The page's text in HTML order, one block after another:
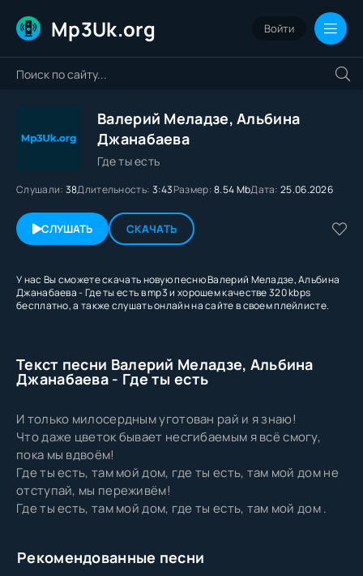
Mp3Uk.org Войти
Валерий Меладзе, Альбина
Джанабаева
Где ты есть
Слушали: 38Длительность: 3:43Размер:8.54 MbДата: 25.06.2026
СЛУШАТЬ СКАЧАТЬ
У нас Вы сможете скачать новую песню Валерий Меладзе, Альбина
Джанабаева - Где ты есть в mp3 и хорошем качестве 320 kbps
бесплатно, а также слушать онлайн на сайте в своем плейлисте.
Текст песни Валерий Меладзе, Альбина
Джанабаева - Где ты есть
И только милосердным уготован рай и я знаю!
Что даже цветок бывает несгибаемым я всё смогу,
пока мы вдвоём!
Где ты есть, там мой дом, где ты есть, там мой дом не
отступай, мы переживём!
Где ты есть, там мой дом, где ты есть, там мой дом .
Рекомендованные песни